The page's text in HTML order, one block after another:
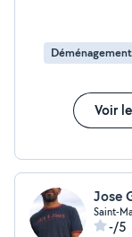
Voir
Jose
Saint-
-/5